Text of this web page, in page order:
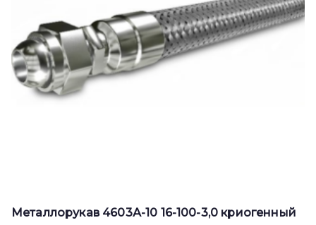
Металлорукав 4603А-10 16-100-3,0 криогенный